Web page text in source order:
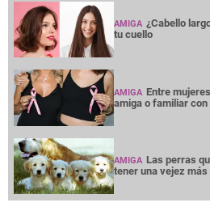
AMIGA ¿Cabello
tu cuello
AMIGA Entre
amiga o familiar
AMIGA Las perras
tener una vejez